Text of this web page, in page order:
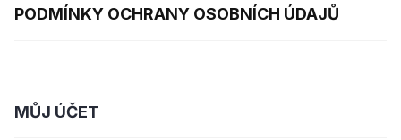
PODMÍNKY OCHRANY OSOBNÍCH ÚDAJŮ
MŮJ ÚČET